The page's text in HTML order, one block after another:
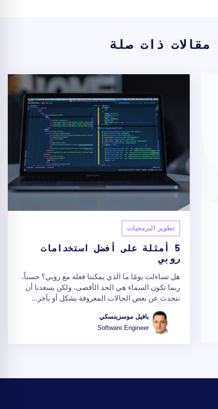
مقالات ذات صلة
تطوير البرمجيات
5 أمثلة على أفضل استخدامات
روبي
هل تساءلت يومًا ما الذي يمكننا فعله مع روبي؟ حسناً،
ربما تكون السماء هي الحد الأقصى، ولكن يسعدنا أن
نتحدث عن بعض الحالات المعروفة بشكل أو بآخر...
بافيل موسزينسكي
Software Engineer